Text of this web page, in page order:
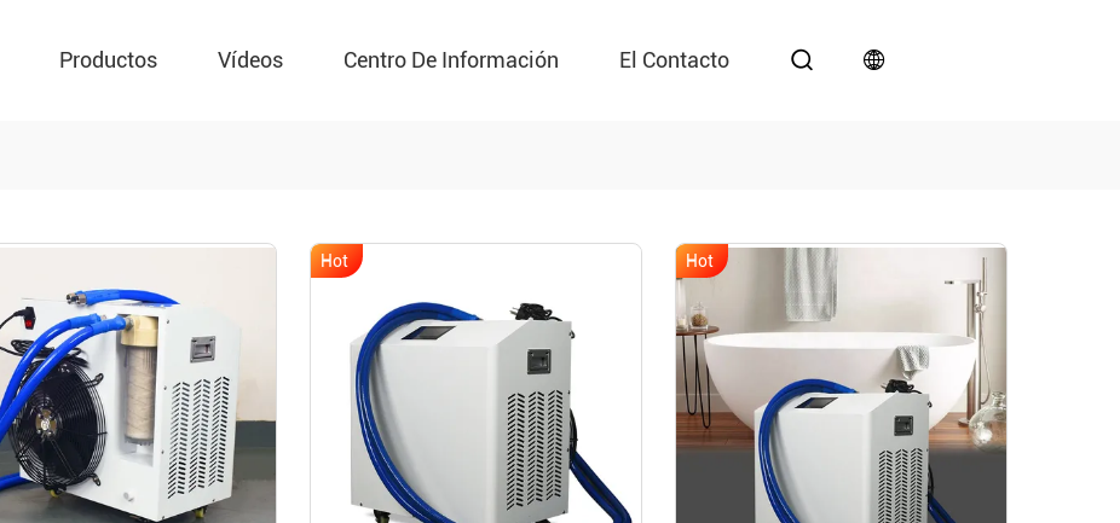
Productos Vídeos Centro De Información El Contacto
Hot Hot